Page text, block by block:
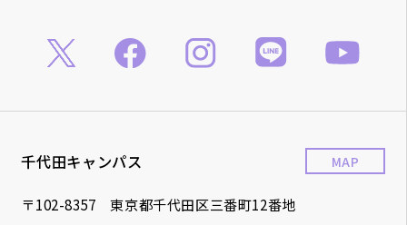
千代田キャンパス
〒102-8357 東京都千代田区三番町12番地
MAP